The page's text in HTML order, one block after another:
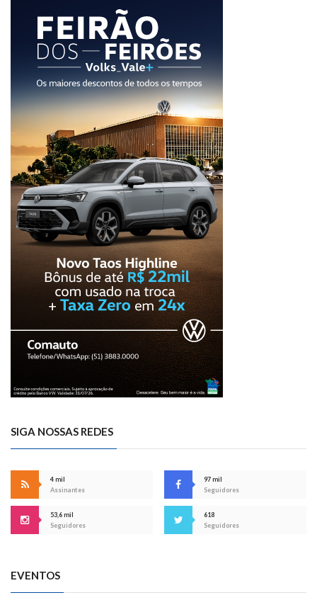
SIGA NOSSAS REDES
4 mil
Assinantes
97 mil
Seguidores
53,6 mil
Seguidores
618
Seguidores
EVENTOS